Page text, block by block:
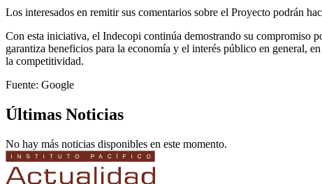
Los interesados en remitir sus comentarios sobre el Proyecto podrán
Con esta iniciativa, el Indecopi continúa demostrando su compromiso
garantiza beneficios para la economía y el interés público en general,
la competitividad.
Fuente: Google
Últimas Noticias
No hay más noticias disponibles en este momento.